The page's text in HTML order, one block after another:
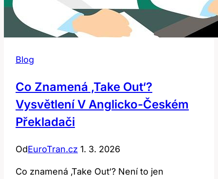
Blog
Co Znamená ‚Take Out‘?
Vysvětlení V Anglicko-Českém
Překladači
OdEuroTran.cz 1. 3. 2026
Co znamená ‚Take Out‘? Není to jen